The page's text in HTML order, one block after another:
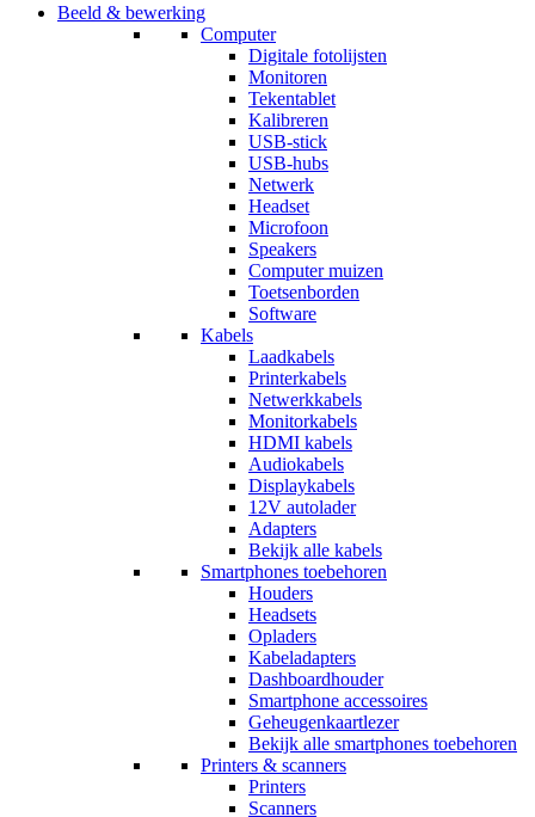
Beeld & bewerking
Computer
Digitale fotolijsten
Monitoren
Tekentablet
Kalibreren
USB-stick
USB-hubs
Netwerk
Headset
Microfoon
Speakers
Computer muizen
Toetsenborden
Software
Kabels
Laadkabels
Printerkabels
Netwerkkabels
Monitorkabels
HDMI kabels
Audiokabels
Displaykabels
12V autolader
Adapters
Bekijk alle kabels
Smartphones toebehoren
Houders
Headsets
Opladers
Kabeladapters
Dashboardhouder
Smartphone accessoires
Geheugenkaartlezer
Bekijk alle smartphones toebehoren
Printers & scanners
Printers
Scanners